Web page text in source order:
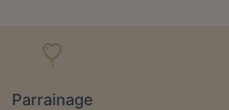
Parrainage